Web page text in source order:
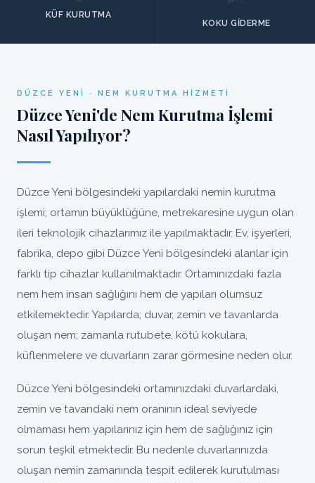
KÜF KURUTMA
KOKU GIDERME
DÜZCE YENI · NEM KURUTMA HIZMETI
Düzce Yeni'de Nem Kurutma İşlemi
Nasıl Yapılıyor?
Düzce Yeni bölgesindeki yapılardaki nemin kurutma
işlemi; ortamın büyüklüğüne, metrekaresine uygun olan
ileri teknolojik cihazlarımız ile yapılmaktadır. Ev, işyerleri,
fabrika, depo gibi Düzce Yeni bölgesindeki alanlar için
farklı tip cihazlar kullanılmaktadır. Ortamınızdaki fazla
nem hem insan sağlığını hem de yapıları olumsuz
etkilemektedir. Yapılarda; duvar, zemin ve tavanlarda
oluşan nem; zamanla rutubete, kötü kokulara,
küflenmelere ve duvarların zarar görmesine neden olur.
Düzce Yeni bölgesindeki ortamınızdaki duvarlardaki,
zemin ve tavandaki nem oranının ideal seviyede
olmaması hem yapılarınız için hem de sağlığınız için
sorun teşkil etmektedir. Bu nedenle duvarlarınızda
oluşan nemin zamanında tespit edilerek kurutulması